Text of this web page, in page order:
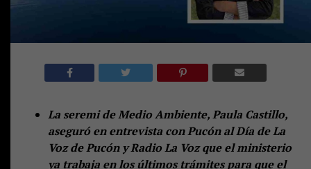
La seremi de Medio Ambiente, Paula Castillo,
aseguró en entrevista con Pucón al Día de La
Voz de Pucón y Radio La Voz que el ministerio
ya trabaja en los últimos trámites para que el